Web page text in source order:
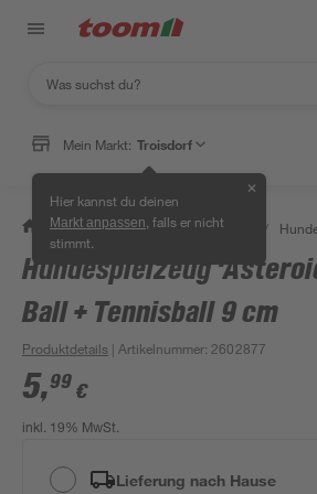
Mein Markt: Troisdorf
Hier kannst du deinen
Markt anpassen , falls er nicht
stimmt.
✕
/ Garten & Freizeit / Tierbedarf /
Hundespielzeug
Ball + Tennisball 9 cm
Produktdetails | Artikelnummer: 2602877
5,99 €
inkl. 19% MwSt.
Lieferung nach Hause